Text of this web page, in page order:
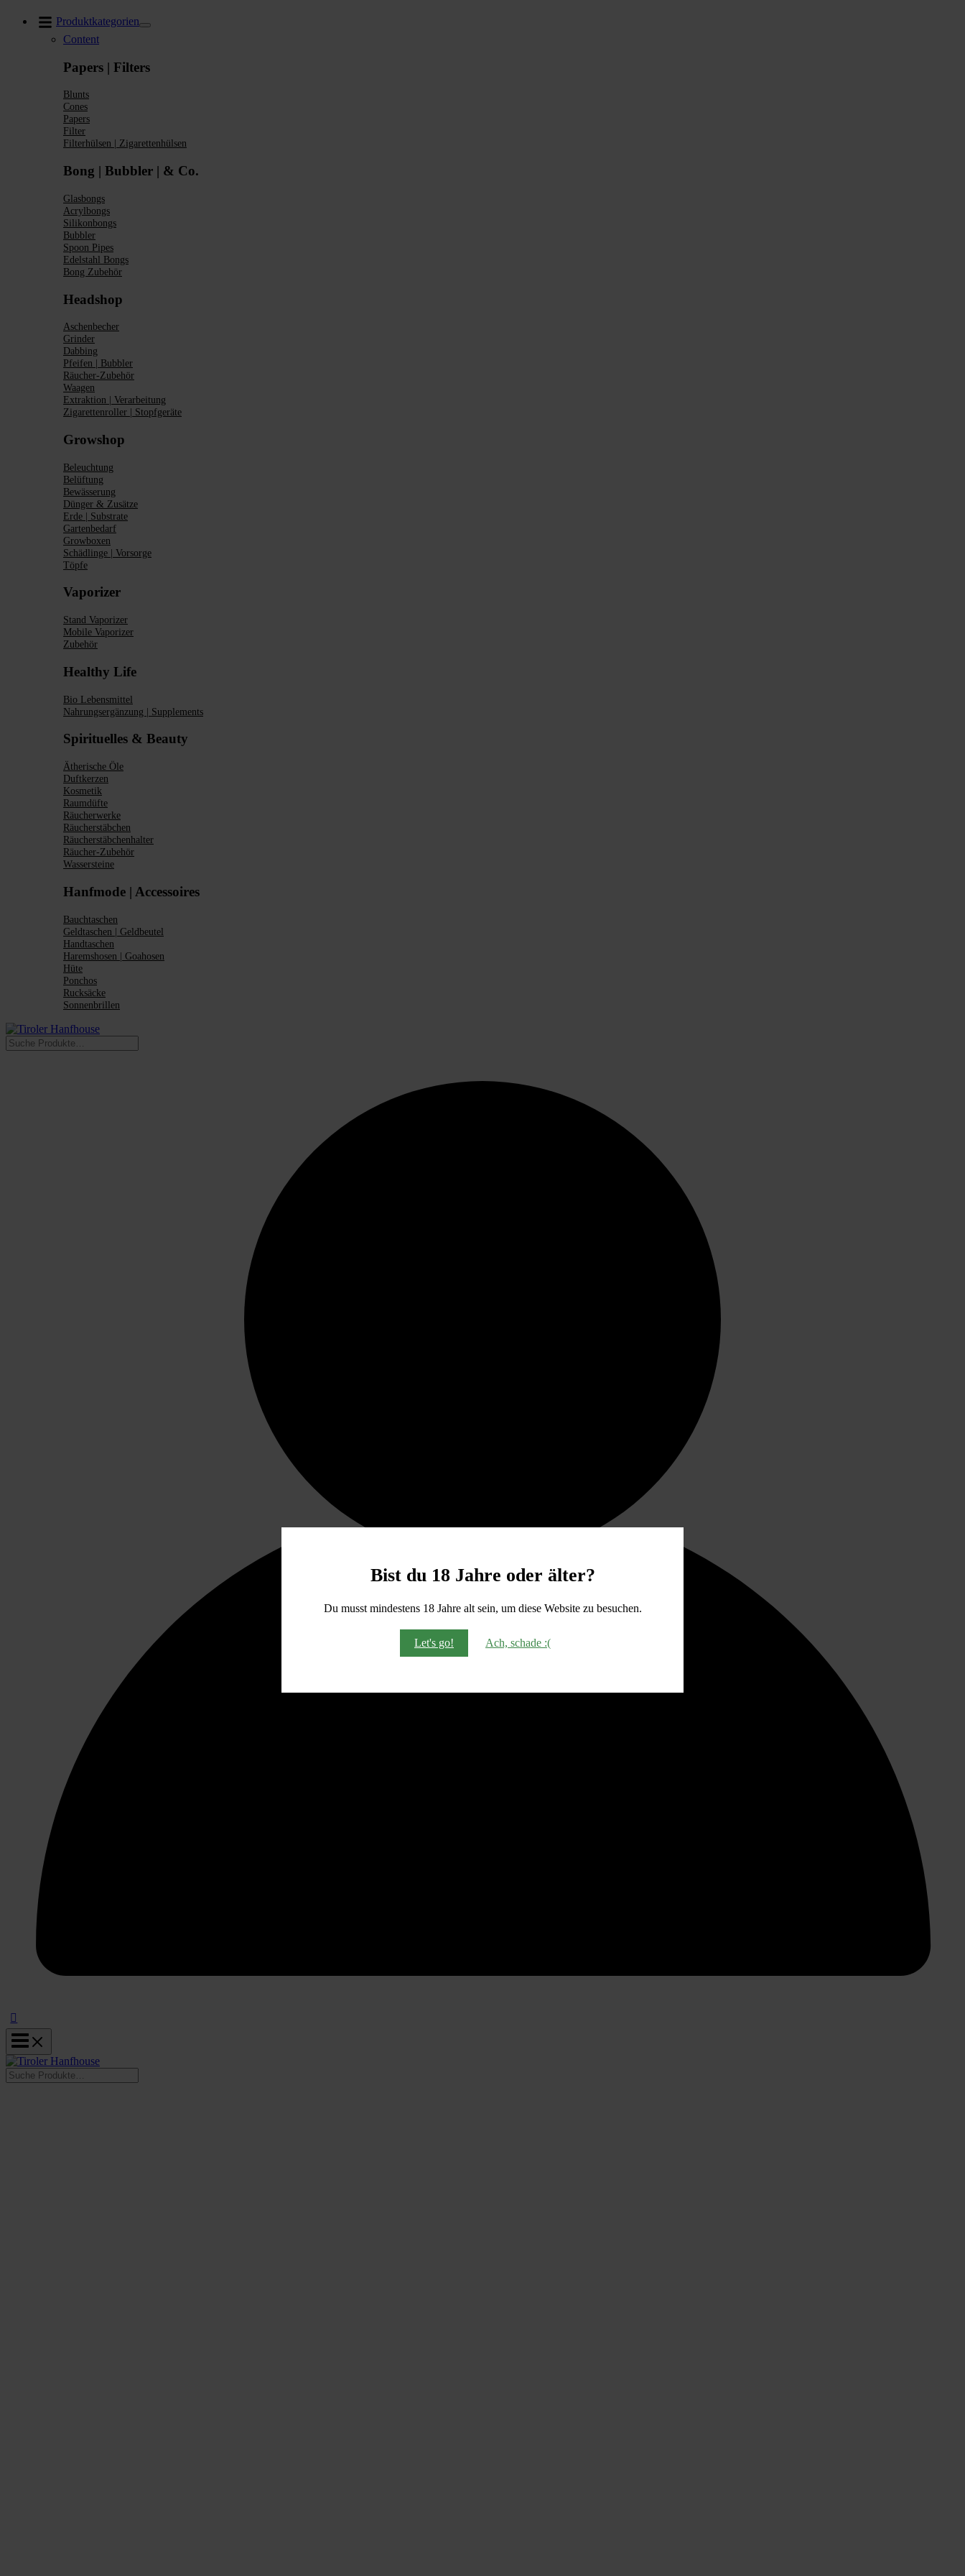
Bist du 18 Jahre oder älter?
Du musst mindestens 18 Jahre alt sein, um diese Website zu besuchen.
Let's go! Ach, schade :(
Produktkategorien
Content
Papers | Filters
Blunts
Cones
Papers
Filter
Filterhülsen | Zigarettenhülsen
Bong | Bubbler | & Co.
Glasbongs
Acrylbongs
Silikonbongs
Bubbler
Spoon Pipes
Edelstahl Bongs
Bong Zubehör
Headshop
Aschenbecher
Grinder
Dabbing
Pfeifen | Bubbler
Räucher-Zubehör
Waagen
Extraktion | Verarbeitung
Zigarettenroller | Stopfgeräte
Growshop
Beleuchtung
Belüftung
Bewässerung
Dünger & Zusätze
Erde | Substrate
Gartenbedarf
Growboxen
Schädlinge | Vorsorge
Töpfe
Vaporizer
Stand Vaporizer
Mobile Vaporizer
Zubehör
Healthy Life
Bio Lebensmittel
Nahrungsergänzung | Supplements
Spirituelles & Beauty
Ätherische Öle
Duftkerzen
Kosmetik
Raumdüfte
Räucherwerke
Räucherstäbchen
Räucherstäbchenhalter
Räucher-Zubehör
Wassersteine
Hanfmode | Accessoires
Bauchtaschen
Geldtaschen | Geldbeutel
Handtaschen
Haremshosen | Goahosen
Hüte
Ponchos
Rucksäcke
Sonnenbrillen
Suchen
Suchen